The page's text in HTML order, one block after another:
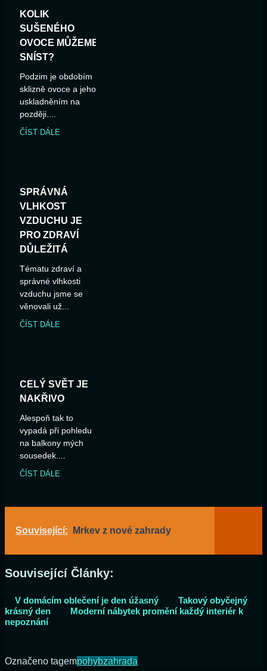
KOLIK
SUŠENÉHO
OVOCE MŮŽEME
SNÍST?
Podzim je obdobím
sklizně ovoce a jeho
uskladněním na
později....
ČÍST DÁLE
SPRÁVNÁ
VLHKOST
VZDUCHU JE
PRO ZDRAVÍ
DŮLEŽITÁ
Tématu zdraví a
správné vlhkosti
vzduchu jsme se
věnovali už...
ČÍST DÁLE
CELÝ SVĚT JE
NAKŘIVO
Alespoň tak to
vypadá při pohledu
na balkony mých
sousedek....
ČÍST DÁLE
Související: Mrkev z nové zahrady
Související Články:
V domácím oblečení je den úžasný
Takový obyčejný
krásný den
Moderní nábytek promění každý interiér k
nepoznání
Označeno tagempohybzahrada